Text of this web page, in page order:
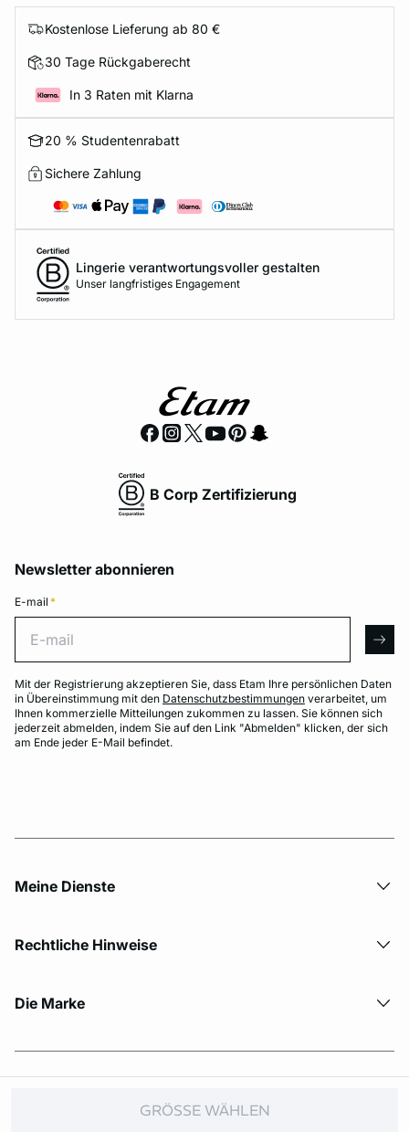
GRÖSSE WÄHLEN
Kostenlose Lieferung ab 80 €
30 Tage Rückgaberecht
In 3 Raten mit Klarna
20 % Studentenrabatt
Sichere Zahlung
Lingerie verantwortungsvoller gestalten
Unser langfristiges Engagement
B Corp Zertifizierung
Newsletter abonnieren
E-mail *
Mit der Registrierung akzeptieren Sie, dass Etam Ihre persönlichen Daten
in Übereinstimmung mit den Datenschutzbestimmungen verarbeitet, um
Ihnen kommerzielle Mitteilungen zukommen zu lassen. Sie können sich
jederzeit abmelden, indem Sie auf den Link "Abmelden" klicken, der sich
am Ende jeder E-Mail befindet.
Meine Dienste
Rechtliche Hinweise
Die Marke